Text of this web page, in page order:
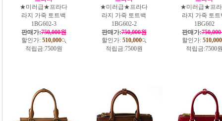
★미러급★프라다
라지 가죽 토트백
1BG602-3
판매가:750,000원
할인가: 510,000
적립금:7500원
★미러급★프라다
라지 가죽 토트백
1BG602-2
판매가:750,000원
할인가: 510,000
적립금:7500원
★미러급★프
라지 가죽 토트
1BG602
판매가:
할인가: 510,000
적립금:7500